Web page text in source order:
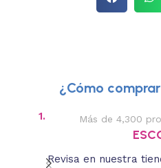
¿Cómo
1. Más de 4,300
Revisa en nuestra